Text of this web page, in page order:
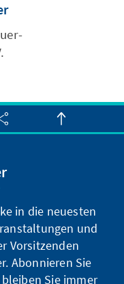
in die neuesten
und
Vorsitzenden
Abonnieren Sie
Sie immer